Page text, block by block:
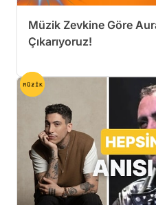
Müzik Zevkine Göre
Çıkarıyoruz!